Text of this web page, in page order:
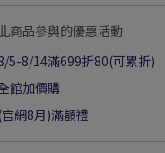
此商品參與的優惠活動
5-8/14滿699折80(可累折)
館加價購
(官網8月)滿額禮